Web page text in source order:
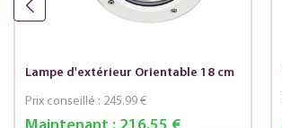
Lampe d'extérieur Orientable 18 cm
Prix conseillé : 245.99 €